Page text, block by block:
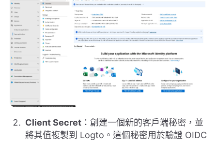
Client Secret ：創建一個新的客戶端秘密，並
將其值複製到 Logto。這個秘密用於驗證 OIDC